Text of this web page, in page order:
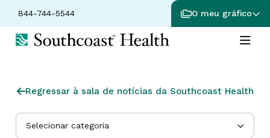
844-744-5544 O meu gráfico
Regressar à sala de notícias da Southcoast Health
Selecionar categoria